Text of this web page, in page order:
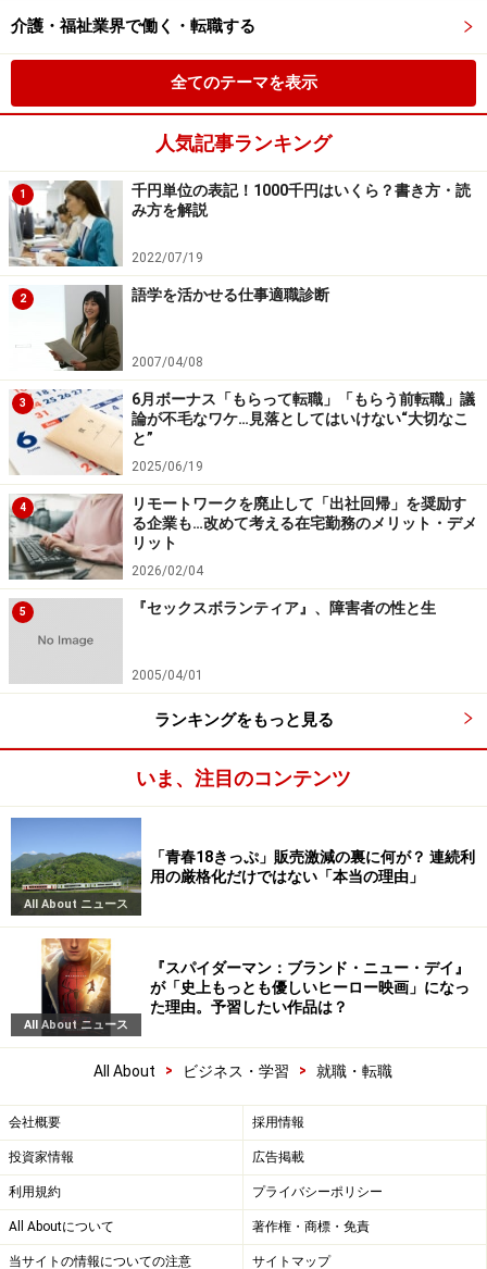
介護・福祉業界で働く・転職する
全てのテーマを表示
人気記事ランキング
1
千円単位の表記！1000千円はいくら？書き方・読
み方を解説
2022/07/19
2 語学を活かせる仕事適職診断
2007/04/08
3
6月ボーナス「もらって転職」「もらう前転職」議
論が不毛なワケ…見落としてはいけない“大切なこ
と”
2025/06/19
4
リモートワークを廃止して「出社回帰」を奨励す
る企業も…改めて考える在宅勤務のメリット・デメ
リット
2026/02/04
5 『セックスボランティア』、障害者の性と生
2005/04/01
ランキングをもっと見る
いま、注目のコンテンツ
All About ニュース
「青春18きっぷ」販売激減の裏に何が？ 連続利
用の厳格化だけではない「本当の理由」
All About ニュース
『スパイダーマン：ブランド・ニュー・デイ』
が「史上もっとも優しいヒーロー映画」になっ
た理由。予習したい作品は？
All About > ビジネス・学習 > 就職・転職
会社概要 採用情報
投資家情報 広告掲載
利用規約 プライバシーポリシー
All Aboutについて 著作権・商標・免責
当サイトの情報についての注意 サイトマップ